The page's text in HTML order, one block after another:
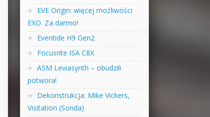
EVE Origin: więcej możliwości
EXO. Za darmo!
Eventide H9 Gen2
Focusrite ISA C8X
ASM Leviasynth – obudzili
potwora!
Dekonstrukcja: Mike Vickers,
Visitation (Sonda)